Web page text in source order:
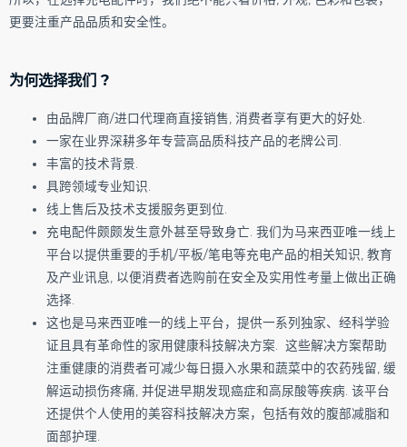
更要注重产品品质和安全性。
为何选择我们 ?
由品牌厂商/进口代理商直接销售, 消费者享有更大的好处.
一家在业界深耕多年专营高品质科技产品的老牌公司.
丰富的技术背景.
具跨领域专业知识.
线上售后及技术支援服务更到位.
充电配件颇颇发生意外甚至导致身亡. 我们为马来西亚唯一线上
平台以提供重要的手机/平板/笔电等充电产品的相关知识, 教育
及产业讯息, 以便消费者选购前在安全及实用性考量上做出正确
选择.
这也是马来西亚唯一的线上平台，提供一系列独家、经科学验
证且具有革命性的家用健康科技解决方案. 这些解决方案帮助
注重健康的消费者可减少每日摄入水果和蔬菜中的农药残留, 缓
解运动损伤疼痛, 并促进早期发现癌症和高尿酸等疾病. 该平台
还提供个人使用的美容科技解决方案，包括有效的腹部减脂和
面部护理.